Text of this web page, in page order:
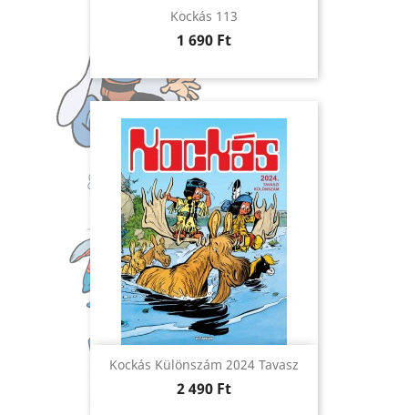
Kockás 113
Ár
1 690 Ft
Kockás Különszám 2024 Tavasz
Ár
2 490 Ft